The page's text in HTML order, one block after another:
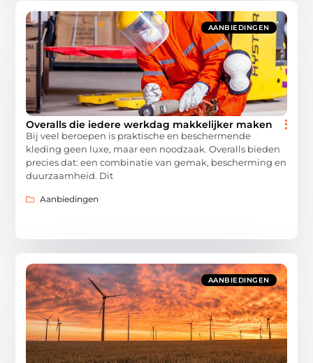
AANBIEDINGEN
Overalls die iedere werkdag makkelijker maken
Bij veel beroepen is praktische en beschermende
kleding geen luxe, maar een noodzaak. Overalls bieden
precies dat: een combinatie van gemak, bescherming en
duurzaamheid. Dit
Aanbiedingen
AANBIEDINGEN